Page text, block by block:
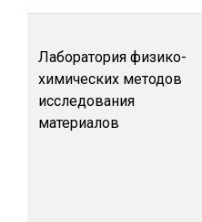
Лаборатория физико-
химических методов
исследования
материалов